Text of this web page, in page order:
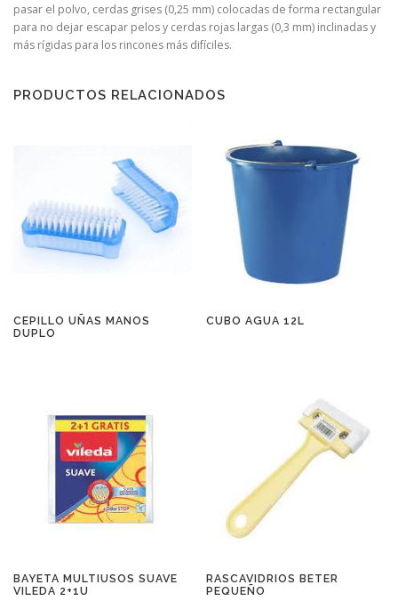
pasar el polvo, cerdas grises (0,25 mm) colocadas de forma rectangular
para no dejar escapar pelos y cerdas rojas largas (0,3 mm) inclinadas y
más rígidas para los rincones más difíciles.
PRODUCTOS RELACIONADOS
CEPILLO UÑAS MANOS
DUPLO
CUBO AGUA 12L
BAYETA MULTIUSOS SUAVE
VILEDA 2+1U
RASCAVIDRIOS BETER
PEQUEÑO